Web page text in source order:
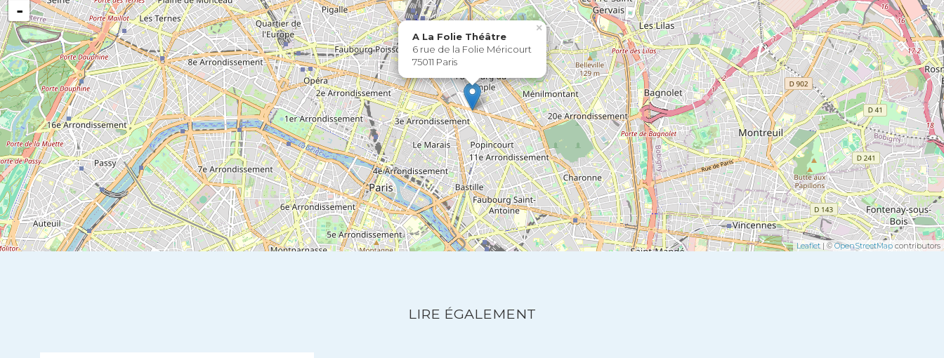
×
A La Folie Théâtre
6 rue de la Folie Méricourt
75011 Paris
-
Leaflet| ©OpenStreetMap contributors
LIRE ÉGALEMENT